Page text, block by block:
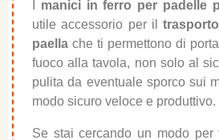
manici in ferro per padelle
utile accessorio per il
paella che ti permettono di
fuoco alla tavola, non solo al
pulita da eventuale sporco sui
modo sicuro veloce e produttivo.
Se stai cercando un modo per